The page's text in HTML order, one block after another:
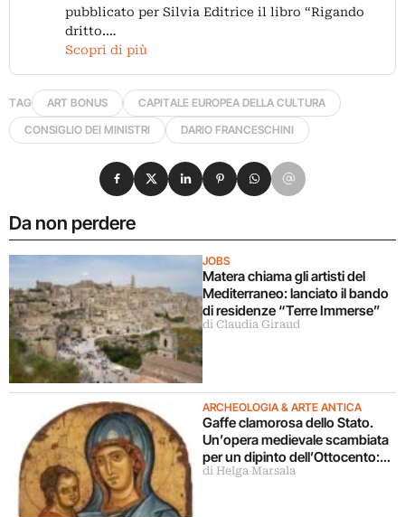
pubblicato per Silvia Editrice il libro “Rigando
dritto.…
Scopri di più
TAG ART BONUS
CAPITALE EUROPEA DELLA CULTURA
CONSIGLIO DEI MINISTRI
DARIO FRANCESCHINI
Da non perdere
JOBS
Matera chiama gli artisti del
Mediterraneo: lanciato il bando
di residenze “Terre Immerse”
di Claudia Giraud
ARCHEOLOGIA & ARTE ANTICA
Gaffe clamorosa dello Stato.
Un’opera medievale scambiata
per un dipinto dell’Ottocento:
perduta per sempre
di Helga Marsala
Condividi su Facebook
Condividi su X
Condividi su LinkedIn
Condividi su Pinterest
Condividi su WhatsApp
Condividi su Email